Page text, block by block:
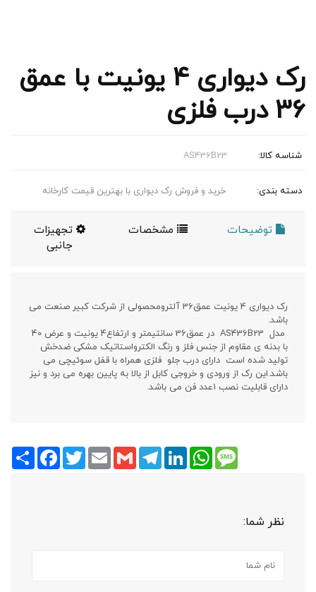
رک دیواری 4 یونیت با عمق
36 درب فلزی
شناسه کالا: AS436B23
دسته بندی: خرید و فروش رک دیواری با بهترین قیمت کارخانه
توضیحات مشخصات
تجهیزات
جانبی
رک دیواری 4 یونیت عمق36 آلترومحصولی از شرکت کبیر صنعت می
باشد.
مدل AS436B23 در عمق36 سانتیمتر و ارتفاع4 یونیت و عرض 40
با بدنه ی مقاوم از جنس فلز و رنگ الکترواستاتیک مشکی ضدخش
تولید شده است دارای درب جلو فلزی همراه با قفل سوئیچی می
باشد.این رک از ورودی و خروجی کابل از بالا به پایین بهره می برد و نیز
دارای قابلیت نصب 1عدد فن می باشد.
Share
FacebookTwitter Email Gmail
TelegramLinkedInWhatsAppMessage
نظر شما: